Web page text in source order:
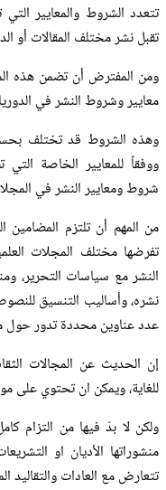
تتعدد الشروط والمعايير
تقبل نشر مختلف المقالات أو
ومن المفترض أن تضمن هذه
معايير وشروط النشر في
وهذه الشروط قد تختلف
ووفقاً للمعايير الخاصة
شروط ومعايير النشر في
من المهم أن تلتزم المضامين
تفرضها مختلف المجلات
النشر مع سياسات التحرير،
نشره، وأساليب التنسيق
عدد عناوين محددة تدور
إن الحديث عن المجالات
للغاية، ويمكن ان تحتوي على
ولكن لا بدّ فيها من التزام
منشوراتها الأديان او
تتعارض مع العادات والتقاليد